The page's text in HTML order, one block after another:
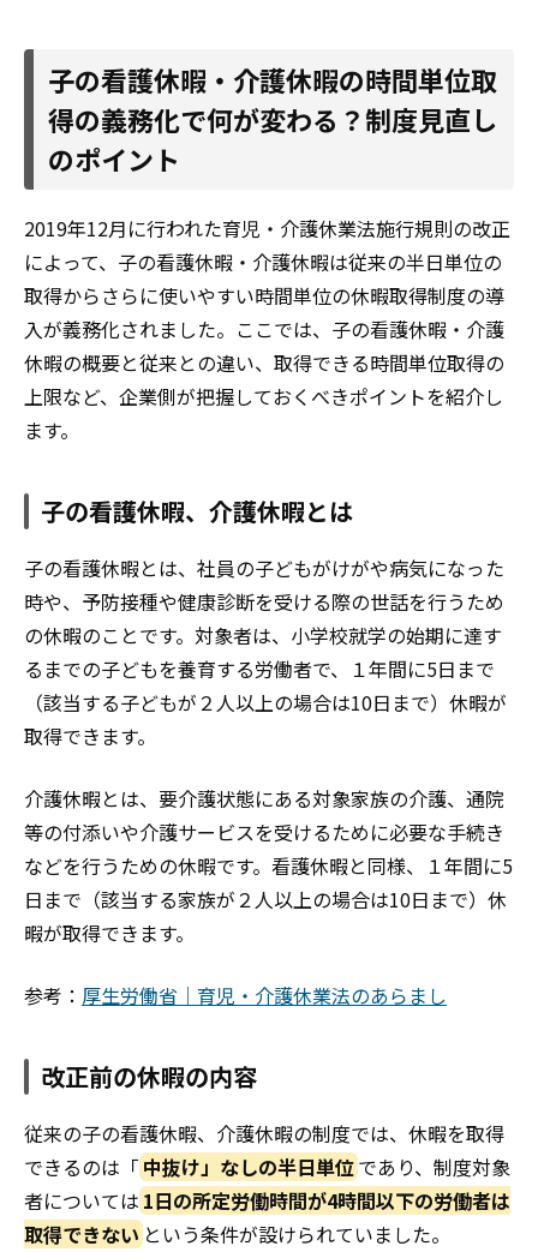
子の看護休暇・介護休暇の時間単位取
得の義務化で何が変わる？制度見直し
のポイント
2019年12月に行われた育児・介護休業法施⾏規則の改正
によって、子の看護休暇・介護休暇は従来の半日単位の
取得からさらに使いやすい時間単位の休暇取得制度の導
入が義務化されました。ここでは、子の看護休暇・介護
休暇の概要と従来との違い、取得できる時間単位取得の
上限など、企業側が把握しておくべきポイントを紹介し
ます。
子の看護休暇、介護休暇とは
子の看護休暇とは、社員の子どもがけがや病気になった
時や、予防接種や健康診断を受ける際の世話を行うため
の休暇のことです。対象者は、小学校就学の始期に達す
るまでの子どもを養育する労働者で、１年間に5日まで
（該当する子どもが２人以上の場合は10日まで）休暇が
取得できます。
介護休暇とは、要介護状態にある対象家族の介護、通院
等の付添いや介護サービスを受けるために必要な手続き
などを行うための休暇です。看護休暇と同様、１年間に5
日まで（該当する家族が２人以上の場合は10日まで）休
暇が取得できます。
参考： 厚生労働省｜育児・介護休業法のあらまし
改正前の休暇の内容
従来の子の看護休暇、介護休暇の制度では、休暇を取得
できるのは「 中抜け」なしの半日単位であり、制度対象
者については 1日の所定労働時間が4時間以下の労働者は
取得できない という条件が設けられていました。